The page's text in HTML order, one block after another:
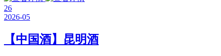
26
2026-05
【中国酒】昆明酒